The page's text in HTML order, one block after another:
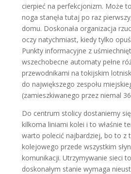
cierpieć na perfekcjonizm. Może
noga stanęła tutaj po raz
domu. Doskonała organizacja
oczy natychmiast, kiedy tylko
Punkty informacyjne z
wszechobecne automaty pełne
przewodnikami na tokijskim
do największego zespołu
(zamieszkiwanego przez niemal
Do centrum stolicy dostaniemy
kilkoma liniami kolei i to właśnie
warto polecić najbardziej, bo to z
kolejowego przede wszystkim
komunikacji. Utrzymywanie sieci
doskonałym stanie wymaga